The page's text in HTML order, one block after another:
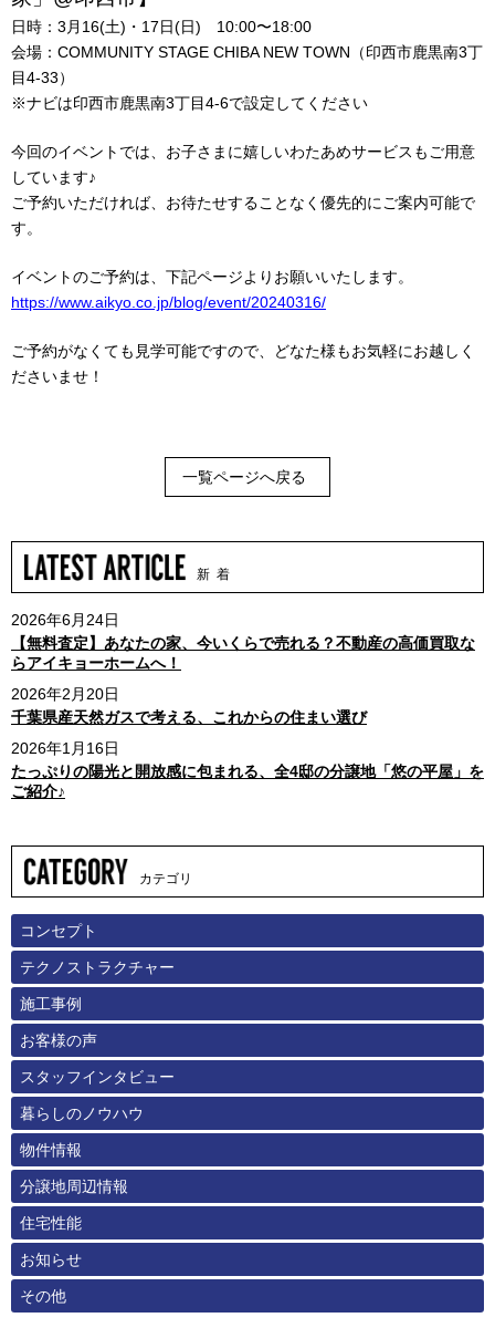
日時：3月16(土)・17日(日) 10:00〜18:00
会場：COMMUNITY STAGE CHIBA NEW TOWN（印西市鹿黒南3丁
目4-33）
※ナビは印西市鹿黒南3丁目4-6で設定してください
今回のイベントでは、お子さまに嬉しいわたあめサービスもご用意
しています♪
ご予約いただければ、お待たせすることなく優先的にご案内可能で
す。
イベントのご予約は、下記ページよりお願いいたします。
https://www.aikyo.co.jp/blog/event/20240316/
ご予約がなくても見学可能ですので、どなた様もお気軽にお越しく
ださいませ！
一覧ページへ戻る
新 着
2026年6月24日
【無料査定】あなたの家、今いくらで売れる？不動産の高価買取な
らアイキョーホームへ！
2026年2月20日
千葉県産天然ガスで考える、これからの住まい選び
2026年1月16日
たっぷりの陽光と開放感に包まれる、全4邸の分譲地「悠の平屋」を
ご紹介♪
カテゴリ
コンセプト
テクノストラクチャー
施工事例
お客様の声
スタッフインタビュー
暮らしのノウハウ
物件情報
分譲地周辺情報
住宅性能
お知らせ
その他